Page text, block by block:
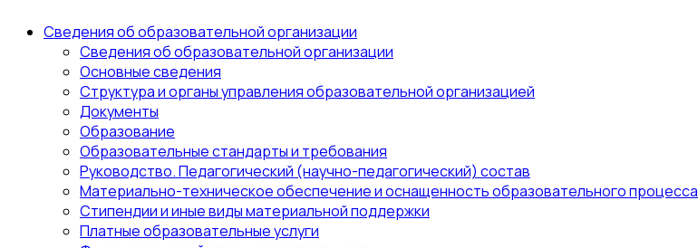
Сведения об образовательной организации
Сведения об образовательной организации
Основные сведения
Структура и органы управления образовательной организацией
Документы
Образование
Образовательные стандарты и требования
Руководство. Педагогический (научно-педагогический) состав
Материально-техническое обеспечение и оснащенность образовательного процесса
Стипендии и иные виды материальной поддержки
Платные образовательные услуги